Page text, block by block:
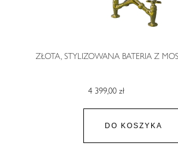
ZŁOTA, STYLIZOWANA BATERIA Z
4 399,00 zł
DO KOSZYKA